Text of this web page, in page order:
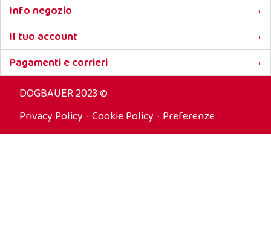
Info negozio
Il tuo account
Pagamenti e corrieri
DOGBAUER 2023 ©
Privacy Policy -Cookie Policy - Preferenze